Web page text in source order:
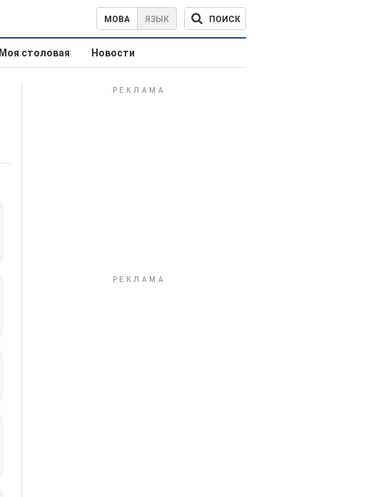
МОВА ЯЗЫК ПОИСК
Моя столовая Новости